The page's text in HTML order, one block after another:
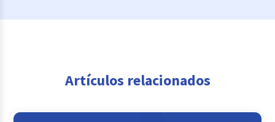
Artículos relacionados